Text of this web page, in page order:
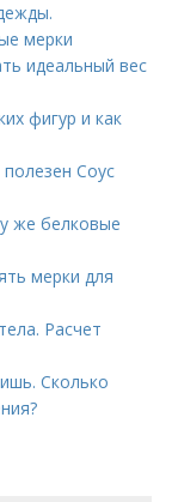
мерки
идеальный вес
фигур и как
Соус
же белковые
мерки для
Расчет
Сколько